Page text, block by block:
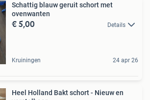
Schattig blauw geruit schort met
ovenwanten
€ 5,00 Details
Kruiningen 24 apr 26
Heel Holland Bakt schort - Nieuw en